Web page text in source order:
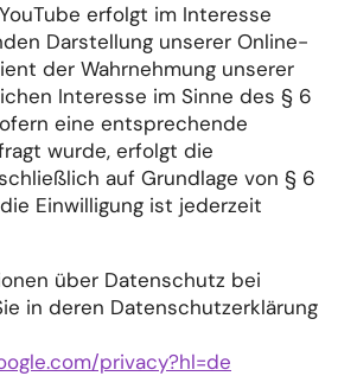
erfolgt im Interesse
Darstellung unserer Online-
der Wahrnehmung unserer
Interesse im Sinne des § 6
eine entsprechende
wurde, erfolgt die
auf Grundlage von § 6
Einwilligung ist jederzeit
über Datenschutz bei
in deren Datenschutzerklärung
privacy?hl=de